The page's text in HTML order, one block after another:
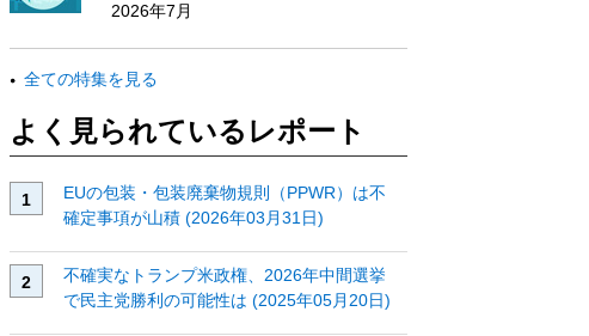
2026年7月
全ての特集を見る
よく見られているレポート
EUの包装・包装廃棄物規則（PPWR）は不
確定事項が山積 (2026年03月31日)
不確実なトランプ米政権、2026年中間選挙
で民主党勝利の可能性は (2025年05月20日)